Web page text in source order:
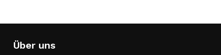
Über uns